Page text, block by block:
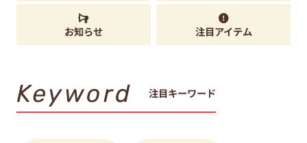
お知らせ 注目アイテム
Keyword 注目キーワード